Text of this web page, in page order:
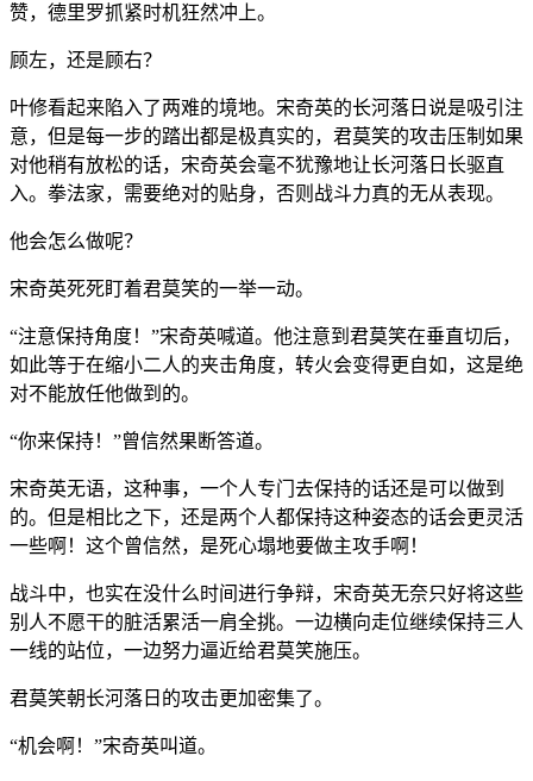
赞，德里罗抓紧时机狂然冲上。
顾左，还是顾右？
叶修看起来陷入了两难的境地。宋奇英的长河落日说是吸引注
意，但是每一步的踏出都是极真实的，君莫笑的攻击压制如果
对他稍有放松的话，宋奇英会毫不犹豫地让长河落日长驱直
入。拳法家，需要绝对的贴身，否则战斗力真的无从表现。
他会怎么做呢？
宋奇英死死盯着君莫笑的一举一动。
“注意保持角度！”宋奇英喊道。他注意到君莫笑在垂直切后，
如此等于在缩小二人的夹击角度，转火会变得更自如，这是绝
对不能放任他做到的。
“你来保持！”曾信然果断答道。
宋奇英无语，这种事，一个人专门去保持的话还是可以做到
的。但是相比之下，还是两个人都保持这种姿态的话会更灵活
一些啊！这个曾信然，是死心塌地要做主攻手啊！
战斗中，也实在没什么时间进行争辩，宋奇英无奈只好将这些
别人不愿干的脏活累活一肩全挑。一边横向走位继续保持三人
一线的站位，一边努力逼近给君莫笑施压。
君莫笑朝长河落日的攻击更加密集了。
“机会啊！”宋奇英叫道。